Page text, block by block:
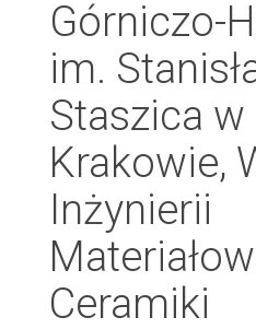
Górniczo-
im.
Staszica w
Krakowie,
Inżynierii
Ceramiki